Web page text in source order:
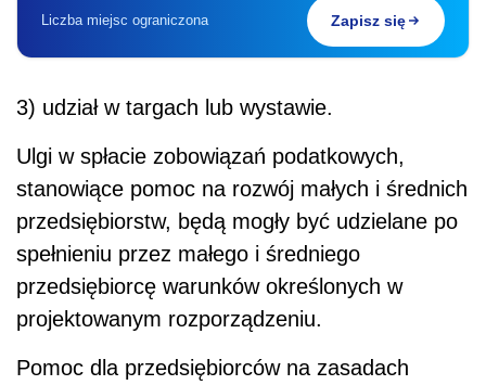
Liczba miejsc ograniczona Zapisz się
3) udział w targach lub wystawie.
Ulgi w spłacie zobowiązań podatkowych,
stanowiące pomoc na rozwój małych i średnich
przedsiębiorstw, będą mogły być udzielane po
spełnieniu przez małego i średniego
przedsiębiorcę warunków określonych w
projektowanym rozporządzeniu.
Pomoc dla przedsiębiorców na zasadach